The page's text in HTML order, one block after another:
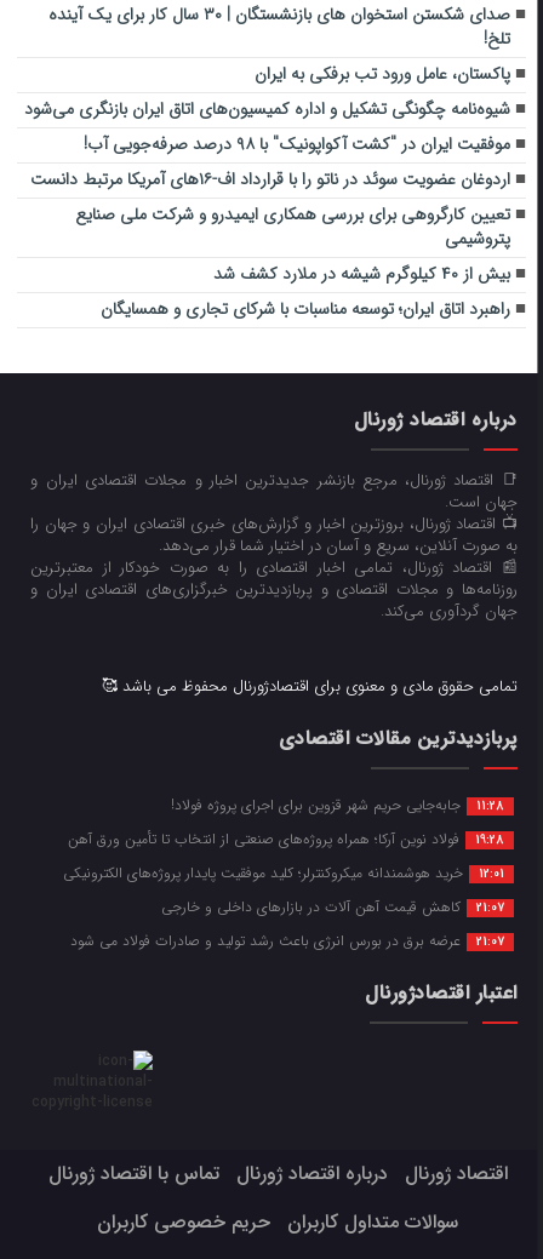
صدای شکستن استخوان‌ های بازنشستگان | ۳۰ سال کار برای یک آینده
تلخ!
پاکستان، عامل ورود تب برفکی به ایران
شیوه‌نامه چگونگی تشکیل و اداره کمیسیون‌های اتاق ایران بازنگری می‌شود
موفقیت ایران در "کشت آکواپونیک" با ۹۸ درصد صرفه‌جویی آب!
اردوغان عضویت سوئد در ناتو را با قرارداد اف-۱۶های آمریکا مرتبط دانست
تعیین کارگروهی برای بررسی همکاری ایمیدرو و شرکت ملی صنایع
پتروشیمی
بیش از ۴۰ کیلوگرم شیشه در ملارد کشف شد
راهبرد اتاق ایران؛ توسعه مناسبات با شرکای تجاری و همسایگان
درباره اقتصاد ژورنال
📑 اقتصاد ژورنال، مرجع بازنشر جدیدترین اخبار و مجلات اقتصادی ایران و
جهان است.
📺 اقتصاد ژورنال، بروزترین اخبار و گزارش‌های خبری اقتصادی ایران و جهان را
به صورت آنلاین، سریع و آسان در اختیار شما قرار می‌‌دهد.
📰 اقتصاد ژورنال، تمامی اخبار اقتصادی را به صورت خودکار از معتبرترین
روزنامه‌ها و مجلات اقتصادی و پربازدیدترین خبرگزاری‌های اقتصادی ایران و
جهان گردآوری می‌کند.
تمامی حقوق مادی و معنوی برای اقتصادژورنال محفوظ می باشد 🥰
پربازدیدترین مقالات اقتصادی
11:28 جابه‌جایی حریم شهر قزوین برای اجرای پروژه فولاد!
19:28 فولاد نوین آرکا؛ همراه پروژه‌های صنعتی از انتخاب تا تأمین ورق آهن
12:01 خرید هوشمندانه میکروکنترلر؛ کلید موفقیت پایدار پروژه‌های الکترونیکی
21:07 کاهش قیمت آهن آلات در بازارهای داخلی و خارجی
21:07 عرضه برق در بورس انرژی باعث رشد تولید و صادرات فولاد می شود
اعتبار اقتصادژورنال
اقتصاد ژورنال درباره اقتصاد ژورنال
تماس با اقتصاد ژورنال
سوالات متداول کاربران
حریم خصوصی کاربران